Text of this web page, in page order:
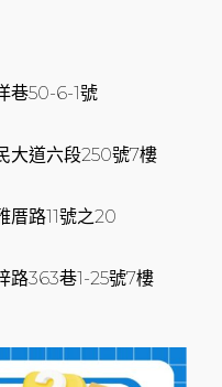
巷50-6-1號
大道六段250號7樓
厝路11號之20
路363巷1-25號7樓